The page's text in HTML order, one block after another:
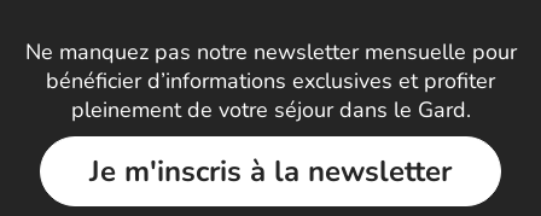
Ne manquez pas notre newsletter mensuelle pour
bénéficier d’informations exclusives et profiter
pleinement de votre séjour dans le Gard.
Je m'inscris à la newsletter